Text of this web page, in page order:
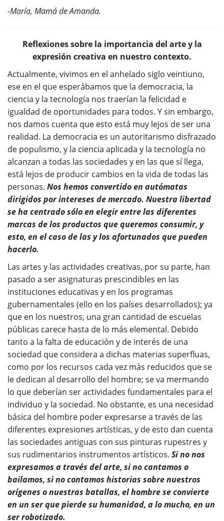
-María, Mamá de Amanda.
Reflexiones sobre la importancia del arte y la
expresión creativa en nuestro contexto.
Actualmente, vivimos en el anhelado siglo veintiuno,
ese en el que esperábamos que la democracia, la
ciencia y la tecnología nos traerían la felicidad e
igualdad de oportunidades para todos. Y sin embargo,
nos damos cuenta que esto está muy lejos de ser una
realidad. La democracia es un autoritarismo disfrazado
de populismo, y la ciencia aplicada y la tecnología no
alcanzan a todas las sociedades y en las que sí llega,
está lejos de producir cambios en la vida de todas las
personas. Nos hemos convertido en autómatas
dirigidos por intereses de mercado. Nuestra libertad
se ha centrado sólo en elegir entre las diferentes
marcas de los productos que queremos consumir, y
esto, en el caso de las y los afortunados que pueden
hacerlo.
Las artes y las actividades creativas, por su parte, han
pasado a ser asignaturas prescindibles en las
instituciones educativas y en los programas
gubernamentales (ello en los países desarrollados); ya
que en los nuestros, una gran cantidad de escuelas
públicas carece hasta de lo más elemental. Debido
tanto a la falta de educación y de interés de una
sociedad que considera a dichas materias superfluas,
como por los recursos cada vez más reducidos que se
le dedican al desarrollo del hombre; se va mermando
lo que deberían ser actividades fundamentales para el
individuo y la sociedad. No obstante, es una necesidad
básica del hombre poder expresarse a través de las
diferentes expresiones artísticas, y de esto dan cuenta
las sociedades antiguas con sus pinturas rupestres y
sus rudimentarios instrumentos artísticos. Si no nos
expresamos a través del arte, si no cantamos o
bailamos, si no contamos historias sobre nuestros
orígenes o nuestras batallas, el hombre se convierte
en un ser que pierde su humanidad, a lo mucho, en un
ser robotizado.